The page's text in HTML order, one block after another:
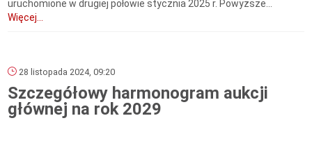
uruchomione w drugiej połowie stycznia 2025 r. Powyższe...
Więcej...
28 listopada 2024, 09:20
Szczegółowy harmonogram aukcji
głównej na rok 2029